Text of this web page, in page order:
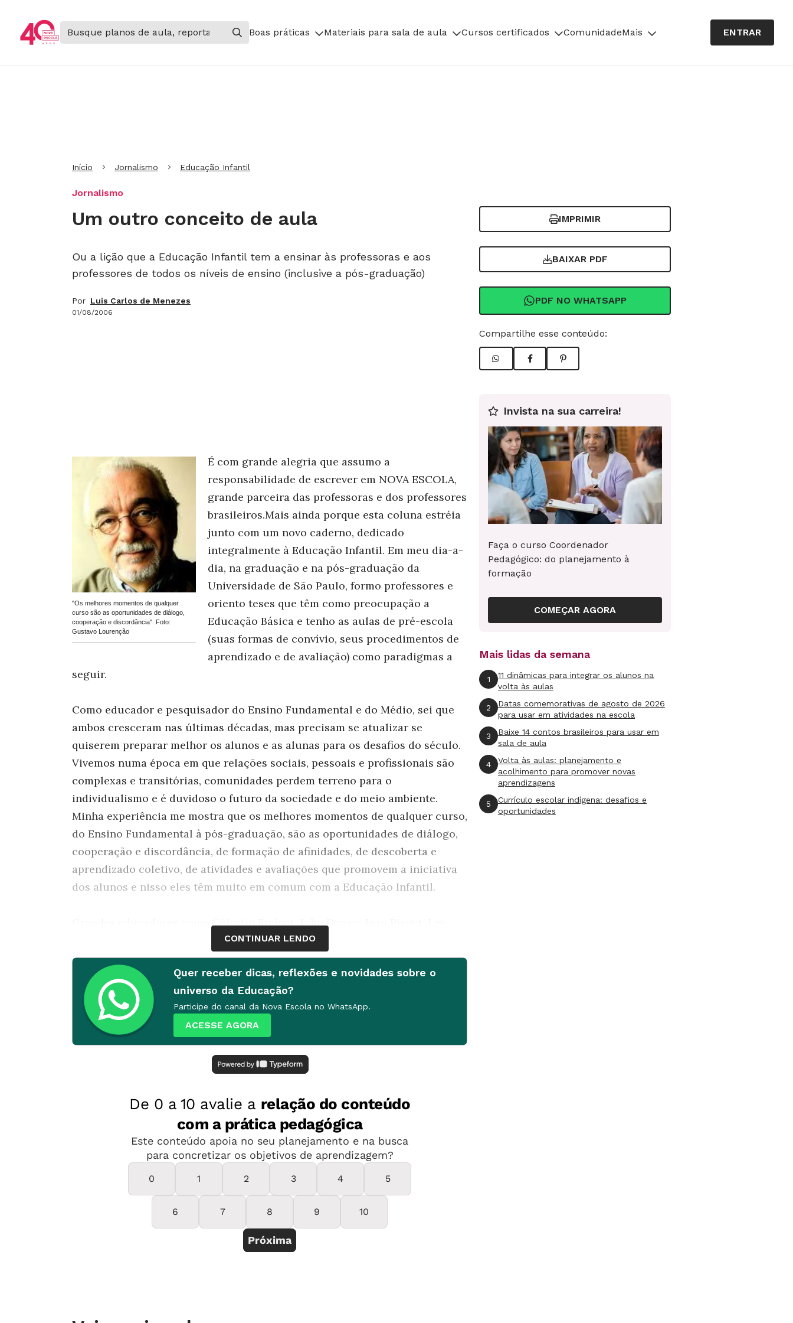
Boas práticas Materiais para sala de aula Cursos certificados ComunidadeMais ENTRAR
Início Jornalismo Educação Infantil
Jornalismo
Um outro conceito de aula
Ou a lição que a Educação Infantil tem a ensinar às professoras e aos
professores de todos os níveis de ensino (inclusive a pós-graduação)
Por Luis Carlos de Menezes
01/08/2006
IMPRIMIR
BAIXAR PDF
PDF NO WHATSAPP
Compartilhe esse conteúdo:
"Os melhores momentos de qualquer
curso são as oportunidades de diálogo,
cooperação e discordância". Foto:
Gustavo Lourenção
É com grande alegria que assumo a
responsabilidade de escrever em NOVA ESCOLA,
grande parceira das professoras e dos professores
brasileiros.Mais ainda porque esta coluna estréia
junto com um novo caderno, dedicado
integralmente à Educação Infantil. Em meu dia-a-
dia, na graduação e na pós-graduação da
Universidade de São Paulo, formo professores e
oriento teses que têm como preocupação a
Educação Básica e tenho as aulas de pré-escola
(suas formas de convívio, seus procedimentos de
aprendizado e de avaliação) como paradigmas a
seguir.
Como educador e pesquisador do Ensino Fundamental e do Médio, sei que
ambos cresceram nas últimas décadas, mas precisam se atualizar se
quiserem preparar melhor os alunos e as alunas para os desafios do século.
Vivemos numa época em que relações sociais, pessoais e profissionais são
complexas e transitórias, comunidades perdem terreno para o
individualismo e é duvidoso o futuro da sociedade e do meio ambiente.
Minha experiência me mostra que os melhores momentos de qualquer curso,
do Ensino Fundamental à pós-graduação, são as oportunidades de diálogo,
cooperação e discordância, de formação de afinidades, de descoberta e
aprendizado coletivo, de atividades e avaliações que promovem a iniciativa
dos alunos e nisso eles têm muito em comum com a Educação Infantil.
Grandes educadores como Célestin Freinet, John Dewey, Jean Piaget, Lev
Vygotsky e Paulo Freire compreenderam que o caráter pessoal e o
sociointerativo se complementam. As boas professoras da Educação Infantil
sabem disso e criam situações de aprendizado com base nas relações e
iniciativas grupais em suas turmas. Um observador inexperiente pode tomar
suas ações como "maternais", sem notar a dimensão educativa. Da mesma
forma que um leigo, ao ver que os músicos pouco olham para o maestro, o
imagina supérfluo. Há professores que sabem estimular qualidades pessoais
dos estudantes. Contudo, a partir dos últimos quatro anos do Ensino
de uma "unidade-aluno", que devem responder disciplinada e
individualmente às orientações do professor, sem interações entre colegas
nem aprendizado coletivo (e no Ensino Médio e Superior essa atitude se
generaliza, com prejuízo à formação dos nossos jovens).
turmas para se desenvolver e apreender juntos, não para baratear sua
"produção em série". É por isso que escolas e aulas precisam ser
reformuladas: para valorizar relacionamentos e a construção conjunta de
CONTINUAR LENDO
Quer receber dicas, reflexões e novidades sobre o
universo da Educação?
Participe do canal da Nova Escola no WhatsApp.
ACESSE AGORA
Invista na sua carreira!
Faça o curso Coordenador
Pedagógico: do planejamento à
formação
COMEÇAR AGORA
Mais lidas da semana
1
11 dinâmicas para integrar os alunos na
volta às aulas
2
Datas comemorativas de agosto de 2026
para usar em atividades na escola
3
Baixe 14 contos brasileiros para usar em
sala de aula
4
Volta às aulas: planejamento e
acolhimento para promover novas
aprendizagens
5
Currículo escolar indígena: desafios e
oportunidades